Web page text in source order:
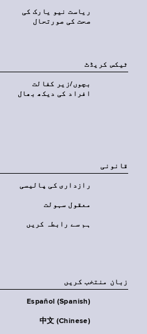
ریاست نیو یارک کی
صحت کی صورتحال
ٹیکس کریڈٹ
بچوں/زیر کفالت
افراد کی دیکھ بھال
قانونی
رازداری کی پالیسی
معقول سہولت
ہم سے رابطہ کریں
زبان منتخب کریں
Español (Spanish)
中文 (Chinese)